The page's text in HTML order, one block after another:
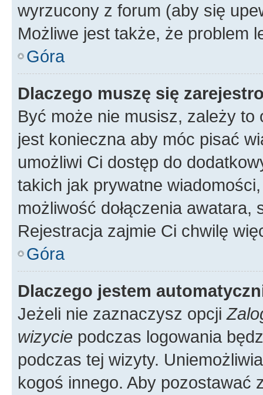
wyrzucony z forum (aby się
Możliwe jest także, że problem
Góra
Dlaczego muszę się
Być może nie musisz, zależy
jest konieczna aby móc pisać
umożliwi Ci dostęp do
takich jak prywatne
możliwość dołączenia
Rejestracja zajmie Ci chwilę
Góra
Dlaczego jestem
Jeżeli nie zaznaczysz opcji
wizycie podczas logowania
podczas tej wizyty.
kogoś innego. Aby pozostawać